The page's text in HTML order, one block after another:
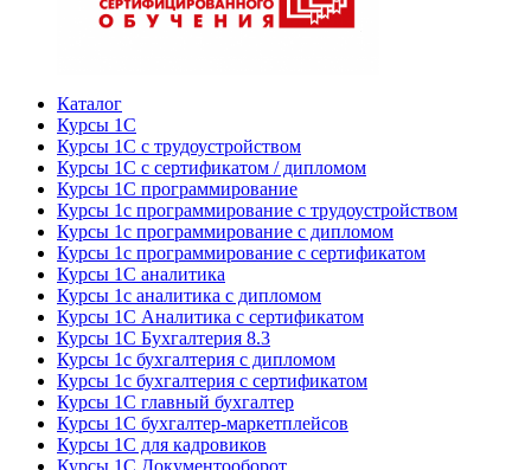
Каталог
Курсы 1С
Курсы 1С с трудоустройством
Курсы 1С с сертификатом / дипломом
Курсы 1С программирование
Курсы 1с программирование с трудоустройством
Курсы 1с программирование с дипломом
Курсы 1с программирование с сертификатом
Курсы 1С аналитика
Курсы 1с аналитика с дипломом
Курсы 1С Аналитика с сертификатом
Курсы 1С Бухгалтерия 8.3
Курсы 1с бухгалтерия с дипломом
Курсы 1с бухгалтерия с сертификатом
Курсы 1С главный бухгалтер
Курсы 1С бухгалтер-маркетплейсов
Курсы 1С для кадровиков
Курсы 1С Документооборот